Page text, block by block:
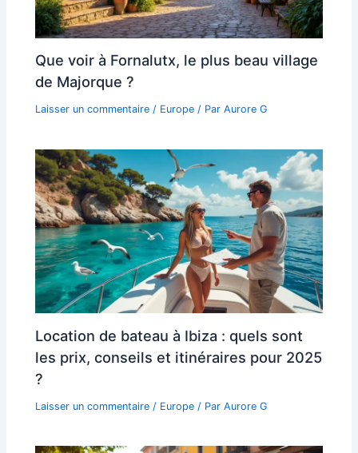
Que voir à Fornalutx, le plus beau village
de Majorque ?
Laisser un commentaire / Europe / ParAurore G
Location de bateau à Ibiza : quels sont
les prix, conseils et itinéraires pour 2025
?
Laisser un commentaire / Europe / ParAurore G